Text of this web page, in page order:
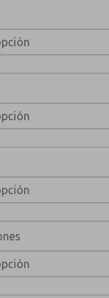
Preferido?
política de
y almacenarán
fines